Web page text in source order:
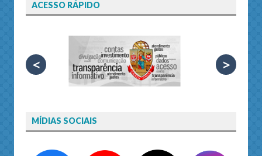
ACESSO RÁPIDO
< >
MÍDIAS SOCIAIS